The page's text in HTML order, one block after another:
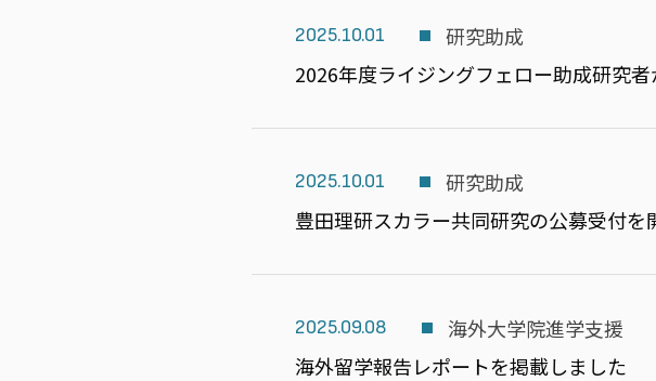
2025.10.01
研究助成
2026年度ライジングフェロー助成研究
2025.10.01
研究助成
豊田理研スカラー共同研究の公募受付を
2025.09.08
海外大学院進学支援
海外留学報告レポートを掲載しました